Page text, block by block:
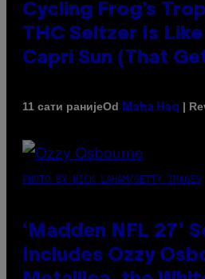
Cycling Frog’s
THC Seltzer Is
Capri Sun (That
11 сати ранијеOd Maha Haq |
PHOTO BY NICK LAHAM/GETTY IMAGES
‘Madden NFL 27’
Includes Ozzy